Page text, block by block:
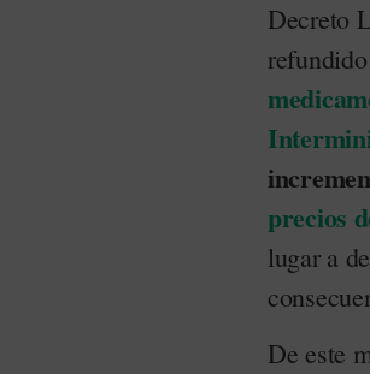
Decreto
precios
lugar a
De este